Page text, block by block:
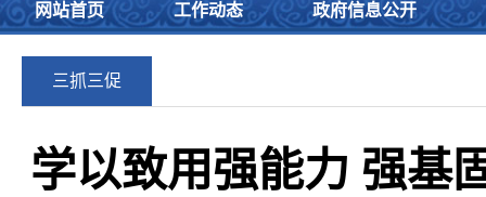
网站首页 工作动态 政府信息公开
三抓三促
学以致用强能力 强